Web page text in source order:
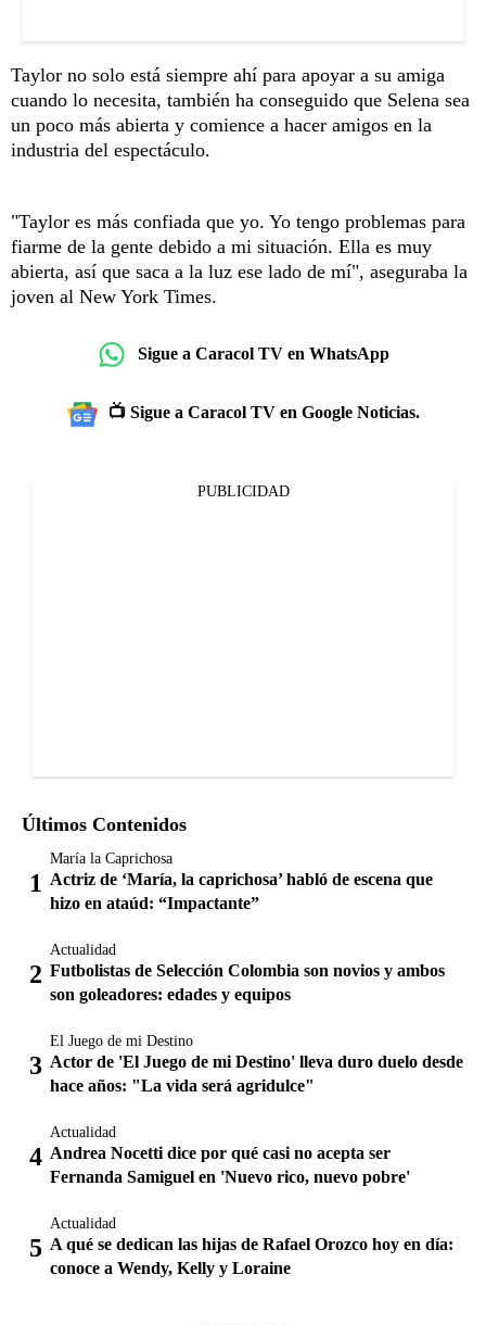
Taylor no solo está siempre ahí para apoyar a su amiga
cuando lo necesita, también ha conseguido que Selena sea
un poco más abierta y comience a hacer amigos en la
industria del espectáculo.
"Taylor es más confiada que yo. Yo tengo problemas para
fiarme de la gente debido a mi situación. Ella es muy
abierta, así que saca a la luz ese lado de mí", aseguraba la
joven al New York Times.
Sigue a Caracol TV en WhatsApp
📺 Sigue a Caracol TV en Google Noticias.
PUBLICIDAD
Últimos Contenidos
María la Caprichosa
Actriz de ‘María, la caprichosa’ habló de escena que
hizo en ataúd: “Impactante”
Actualidad
Futbolistas de Selección Colombia son novios y ambos
son goleadores: edades y equipos
El Juego de mi Destino
Actor de 'El Juego de mi Destino' lleva duro duelo desde
hace años: "La vida será agridulce"
Actualidad
Andrea Nocetti dice por qué casi no acepta ser
Fernanda Samiguel en 'Nuevo rico, nuevo pobre'
Actualidad
A qué se dedican las hijas de Rafael Orozco hoy en día:
conoce a Wendy, Kelly y Loraine